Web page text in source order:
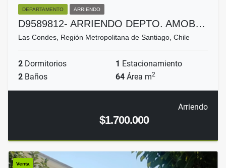
DEPARTAMENTO ARRIENDO
D9589812- ARRIENDO DEPTO. AMOB…
Las Condes, Región Metropolitana de Santiago, Chile
2 Dormitorios 1 Estacionamiento
2 Baños 64 Área m2
Arriendo
$1.700.000
Venta